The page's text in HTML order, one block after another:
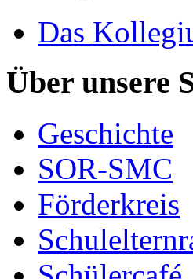
Das
Über unsere
Geschichte
SOR-SMC
Förderkreis